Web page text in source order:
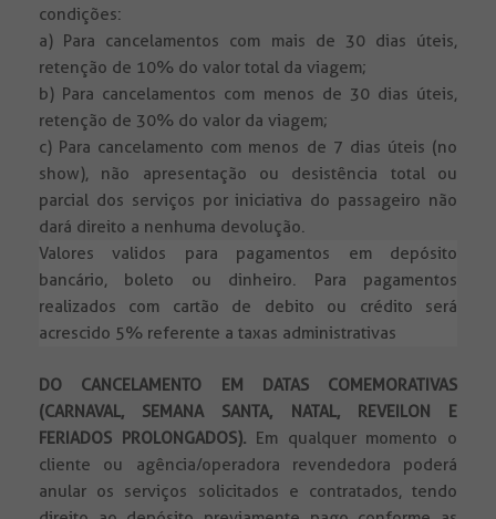
condições:
a) Para cancelamentos com mais de 30 dias úteis,
retenção de 10% do valor total da viagem;
b) Para cancelamentos com menos de 30 dias úteis,
retenção de 30% do valor da viagem;
c) Para cancelamento com menos de 7 dias úteis (no
show), não apresentação ou desistência total ou
parcial dos serviços por iniciativa do passageiro não
dará direito a nenhuma devolução.
Valores validos para pagamentos em depósito
bancário, boleto ou dinheiro. Para pagamentos
realizados com cartão de debito ou crédito será
acrescido 5% referente a taxas administrativas
DO CANCELAMENTO EM DATAS COMEMORATIVAS
(CARNAVAL, SEMANA SANTA, NATAL, REVEILON E
FERIADOS PROLONGADOS). Em qualquer momento o
cliente ou agência/operadora revendedora poderá
anular os serviços solicitados e contratados, tendo